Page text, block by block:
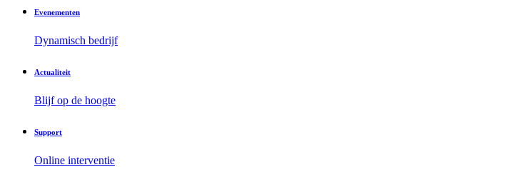
Evenementen
Dynamisch bedrijf
Actualiteit
Blijf op de hoogte
Support
Online interventie